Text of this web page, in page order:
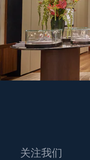
关注我们